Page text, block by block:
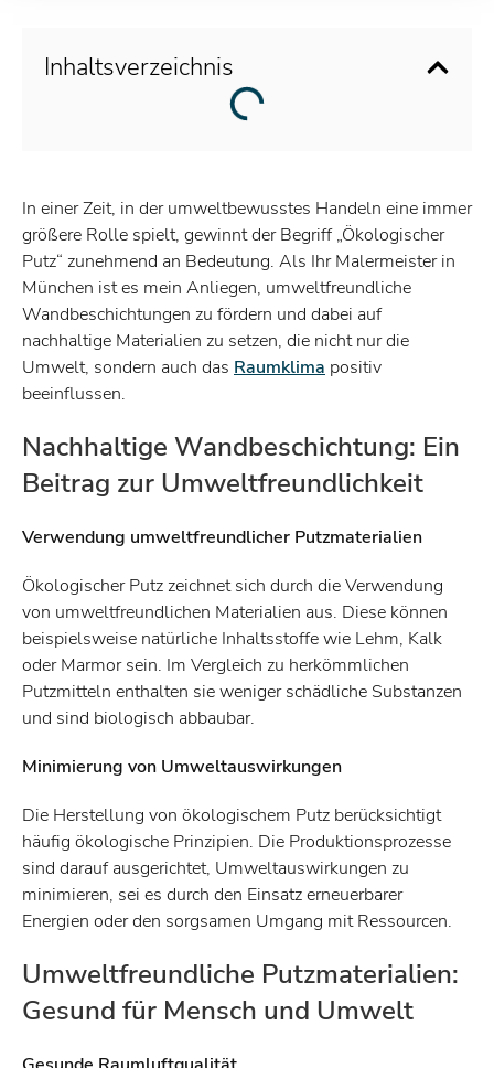
Inhaltsverzeichnis
In einer Zeit, in der umweltbewusstes Handeln eine immer
größere Rolle spielt, gewinnt der Begriff „Ökologischer
Putz“ zunehmend an Bedeutung. Als Ihr Malermeister in
München ist es mein Anliegen, umweltfreundliche
Wandbeschichtungen zu fördern und dabei auf
nachhaltige Materialien zu setzen, die nicht nur die
Umwelt, sondern auch das Raumklima positiv
beeinflussen.
Nachhaltige Wandbeschichtung: Ein
Beitrag zur Umweltfreundlichkeit
Verwendung umweltfreundlicher Putzmaterialien
Ökologischer Putz zeichnet sich durch die Verwendung
von umweltfreundlichen Materialien aus. Diese können
beispielsweise natürliche Inhaltsstoffe wie Lehm, Kalk
oder Marmor sein. Im Vergleich zu herkömmlichen
Putzmitteln enthalten sie weniger schädliche Substanzen
und sind biologisch abbaubar.
Minimierung von Umweltauswirkungen
Die Herstellung von ökologischem Putz berücksichtigt
häufig ökologische Prinzipien. Die Produktionsprozesse
sind darauf ausgerichtet, Umweltauswirkungen zu
minimieren, sei es durch den Einsatz erneuerbarer
Energien oder den sorgsamen Umgang mit Ressourcen.
Umweltfreundliche Putzmaterialien:
Gesund für Mensch und Umwelt